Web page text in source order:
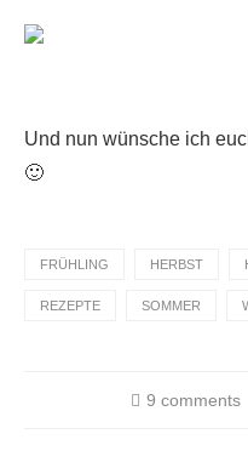
Und nun wünsche ich
🙂
FRÜHLING HERBST
REZEPTE SOMMER
9 comments